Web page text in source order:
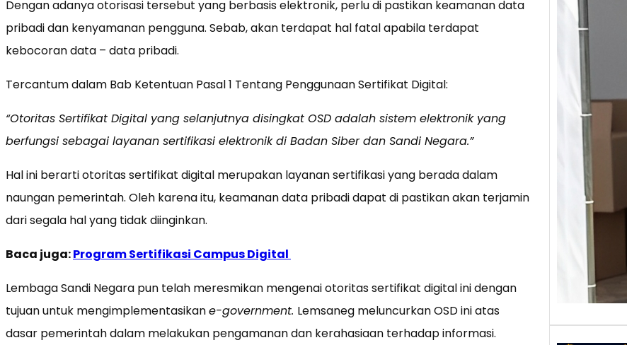
Dengan adanya otorisasi tersebut yang berbasis elektronik, perlu di pastikan keamanan data
pribadi dan kenyamanan pengguna. Sebab, akan terdapat hal fatal apabila terdapat
kebocoran data – data pribadi.
Tercantum dalam Bab Ketentuan Pasal 1 Tentang Penggunaan Sertifikat Digital:
“Otoritas Sertifikat Digital yang selanjutnya disingkat OSD adalah sistem elektronik yang
berfungsi sebagai layanan sertifikasi elektronik di Badan Siber dan Sandi Negara.”
Hal ini berarti otoritas sertifikat digital merupakan layanan sertifikasi yang berada dalam
naungan pemerintah. Oleh karena itu, keamanan data pribadi dapat di pastikan akan terjamin
dari segala hal yang tidak diinginkan.
Baca juga:Program Sertifikasi Campus Digital
Lembaga Sandi Negara pun telah meresmikan mengenai otoritas sertifikat digital ini dengan
tujuan untuk mengimplementasikane-government. Lemsaneg meluncurkan OSD ini atas
dasar pemerintah dalam melakukan pengamanan dan kerahasiaan terhadap informasi.